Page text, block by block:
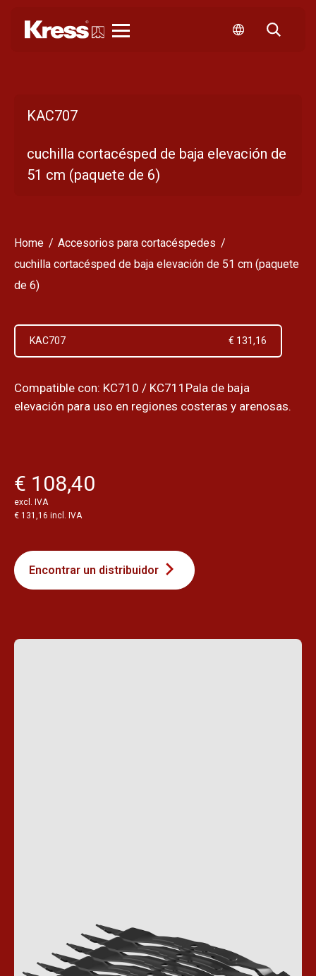
KAC707
cuchilla cortacésped de baja elevación de
51 cm (paquete de 6)
Home
Accesorios para cortacéspedes
cuchilla cortacésped de baja elevación de 51 cm (paquete
de 6)
KAC707 € 131,16
Compatible con: KC710 / KC711Pala de baja
elevación para uso en regiones costeras y arenosas.
€ 108,40
excl. IVA
€ 131,16 incl. IVA
Encontrar un distribuidor